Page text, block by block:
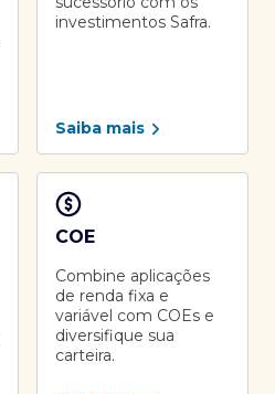
investimentos Safra.
Saiba mais
COE
Combine aplicações
de renda fixa e
variável com COEs e
diversifique sua
carteira.